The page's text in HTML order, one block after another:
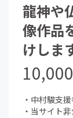
龍神や
像作品
けしま
10,000
・中村駿支
・当サイト